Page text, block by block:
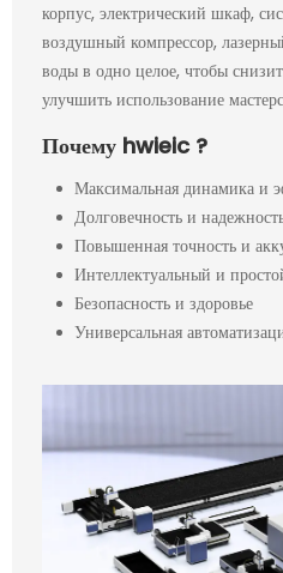
корпус, электрический шкаф,
воздушный компрессор,
воды в одно целое, чтобы
улучшить использование
Почему hwieic ?
Максимальная динамика и
Долговечность и
Повышенная точность и
Интеллектуальный и
Безопасность и здоровье
Универсальная